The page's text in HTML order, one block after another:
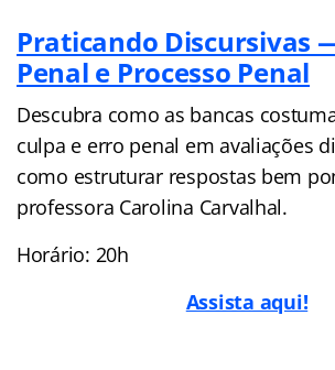
Praticando Discursivas
Penal e Processo Penal
Descubra como as bancas
culpa e erro penal em avaliações
como estruturar respostas bem
professora Carolina Carvalhal.
Horário: 20h
Assista aqui!